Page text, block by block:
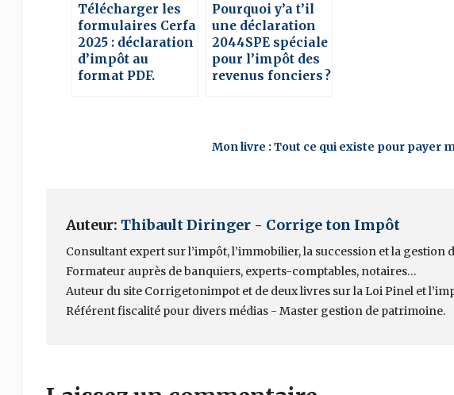
Télécharger les
formulaires Cerfa
2025 : déclaration
d’impôt au
format PDF.
Pourquoi y’a t’il
une déclaration
2044SPE spéciale
pour l’impôt des
revenus fonciers ?
Mon livre : Tout ce qui existe pour payer
Auteur: Thibault Diringer - Corrige ton Impôt
Consultant expert sur l’impôt, l’immobilier, la succession et la gestion
Formateur auprès de banquiers, experts-comptables, notaires…
Auteur du site Corrigetonimpot et de deux livres sur la Loi Pinel et
Référent fiscalité pour divers médias - Master gestion de patrimoine.